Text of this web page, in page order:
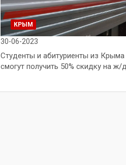
КРЫМ
30-06-2023
Студенты и абитуриенты из
смогут получить 50% скидку на ж/